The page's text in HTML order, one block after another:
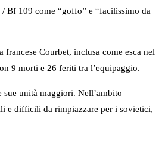
Bf 109 come “goffo” e “facilissimo da
Courbet, inclusa come esca nel
9 morti e 26 feriti tra l’equipaggio.
sue unità maggiori. Nell’ambito
e difficili da rimpiazzare per i sovietici,